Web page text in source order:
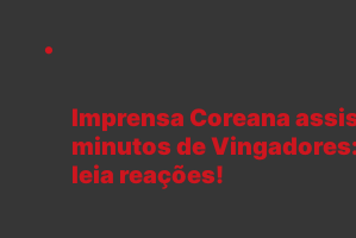
Imprensa Coreana
minutos de
leia reações!